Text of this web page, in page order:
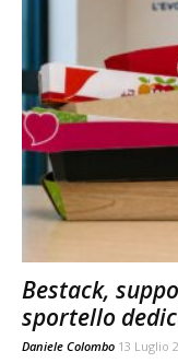
Bestack,
sportello
Daniele Colombo 13 Luglio